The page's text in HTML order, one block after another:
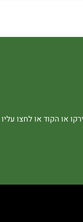
או הקוד או לחצו עליו